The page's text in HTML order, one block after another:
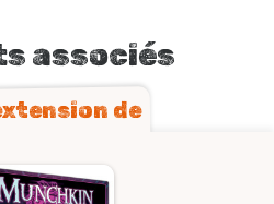
associés
de